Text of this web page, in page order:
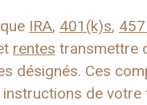
IRA, 401(k)s,
rentes transmettre
désignés. Ces
de votre